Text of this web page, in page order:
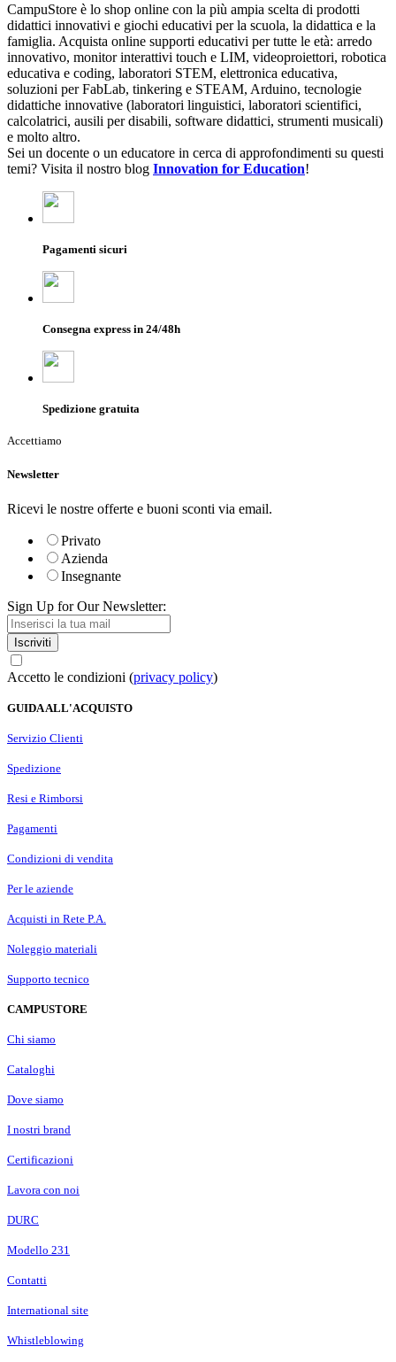
CampuStore è lo shop online con la più ampia scelta di prodotti
didattici innovativi e giochi educativi per la scuola, la didattica e la
famiglia. Acquista online supporti educativi per tutte le età: arredo
innovativo, monitor interattivi touch e LIM, videoproiettori, robotica
educativa e coding, laboratori STEM, elettronica educativa,
soluzioni per FabLab, tinkering e STEAM, Arduino, tecnologie
didattiche innovative (laboratori linguistici, laboratori scientifici,
calcolatrici, ausili per disabili, software didattici, strumenti musicali)
e molto altro.
Sei un docente o un educatore in cerca di approfondimenti su questi
temi? Visita il nostro blog Innovation for Education!
Pagamenti sicuri
Consegna express in 24/48h
Spedizione gratuita
Accettiamo
Newsletter
Ricevi le nostre offerte e buoni sconti via email.
Privato
Azienda
Insegnante
Sign Up for Our Newsletter:
Iscriviti
Accetto le condizioni (privacy policy)
GUIDA ALL'ACQUISTO
Servizio Clienti
Spedizione
Resi e Rimborsi
Pagamenti
Condizioni di vendita
Per le aziende
Acquisti in Rete P.A.
Noleggio materiali
Supporto tecnico
CAMPUSTORE
Chi siamo
Cataloghi
Dove siamo
I nostri brand
Certificazioni
Lavora con noi
DURC
Modello 231
Contatti
International site
Whistleblowing